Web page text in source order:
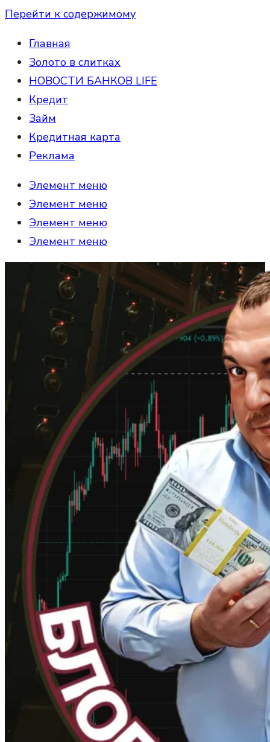
Перейти к содержимому
Главная
Золото в слитках
НОВОСТИ БАНКОВ LIFE
Кредит
Займ
Кредитная карта
Реклама
Элемент меню
Элемент меню
Элемент меню
Элемент меню